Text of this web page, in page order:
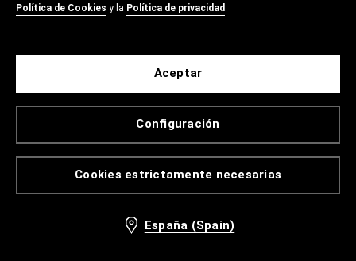
Política de Cookies y la Política de privacidad.
Cookies estrictamente necesarias
Configuración
Aceptar
España (Spain)